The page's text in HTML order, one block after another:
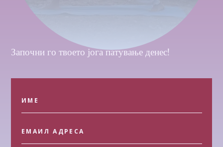
Започни го твоето јога патување денес!